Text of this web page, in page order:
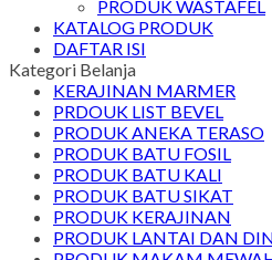
PRODUK WASTAFEL
KATALOG PRODUK
DAFTAR ISI
Kategori Belanja
KERAJINAN MARMER
PRDOUK LIST BEVEL
PRODUK ANEKA TERASO
PRODUK BATU FOSIL
PRODUK BATU KALI
PRODUK BATU SIKAT
PRODUK KERAJINAN
PRODUK LANTAI DAN